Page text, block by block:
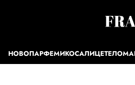
НОВОПАРФЕМИКОСАЛИЦЕТЕЛО